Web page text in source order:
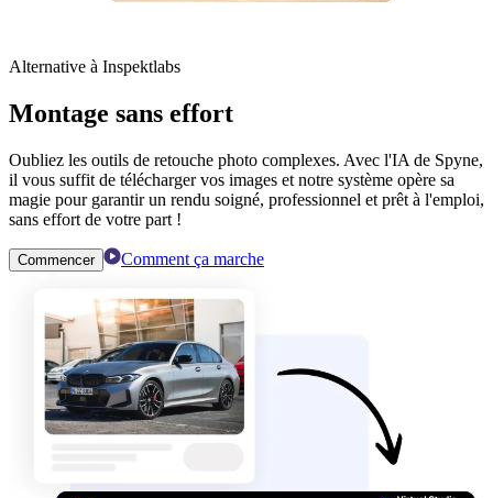
Alternative à Inspektlabs
Montage sans effort
Oubliez les outils de retouche photo complexes. Avec l'IA de Spyne,
il vous suffit de télécharger vos images et notre système opère sa
magie pour garantir un rendu soigné, professionnel et prêt à l'emploi,
sans effort de votre part !
Commencer Comment ça marche